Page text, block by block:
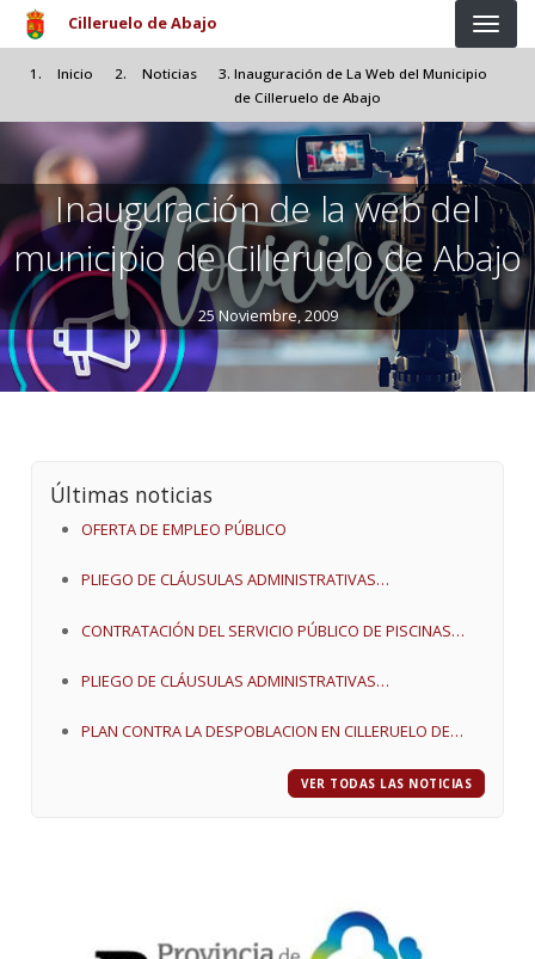
Pasar al contenido principal
Cilleruelo de Abajo
Inicio Noticias
Inauguración de La Web del Municipio
de Cilleruelo de Abajo
Inauguración de la web del
municipio de Cilleruelo de Abajo
25 Noviembre, 2009
Últimas noticias
OFERTA DE EMPLEO PÚBLICO
PLIEGO DE CLÁUSULAS ADMINISTRATIVAS
DEL APROVECHAMIENTO CINEGÉTICO
CONTRATACIÓN DEL SERVICIO PÚBLICO DE PISCINAS
PLIEGO DE CLÁUSULAS ADMINISTRATIVAS
DE LA GESTION DEL SERVICIO DE PISCINAS MUNICIPALES
PLAN CONTRA LA DESPOBLACION EN CILLERUELO DE
VER TODAS LAS NOTICIAS